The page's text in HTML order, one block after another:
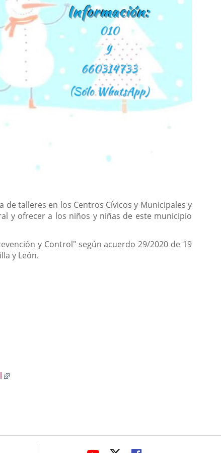
de talleres en los Centros Cívicos y Municipales y
y ofrecer a los niños y niñas de este municipio
y Control" según acuerdo 29/2020 de 19
y León.